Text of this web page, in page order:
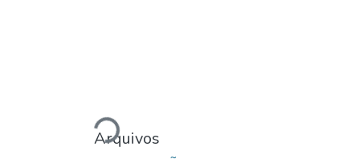
Carregando...
Arquivos